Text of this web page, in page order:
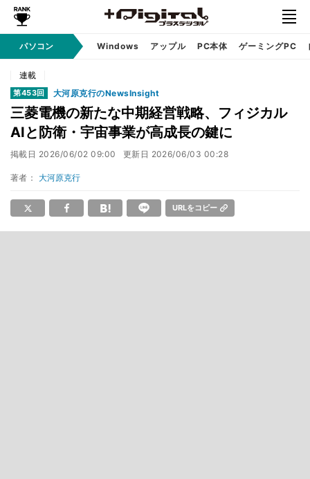
パソコン Windows アップル PC本体 ゲーミングPC
連載
第453回 大河原克行のNewsInsight
三菱電機の新たな中期経営戦略、フィジカル
AIと防衛・宇宙事業が高成長の鍵に
掲載日 2026/06/02 09:00 更新日 2026/06/03 00:28
著者： 大河原克行
URLをコピー